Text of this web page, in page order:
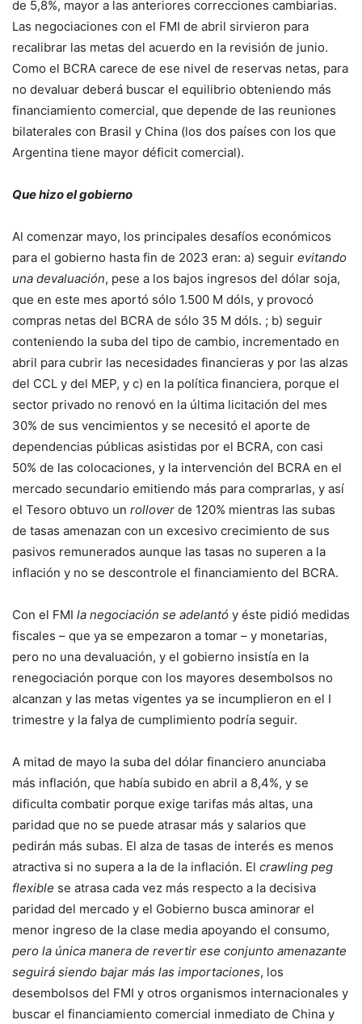
de 5,8%, mayor a las anteriores correcciones cambiarias.
Las negociaciones con el FMI de abril sirvieron para
recalibrar las metas del acuerdo en la revisión de junio.
Como el BCRA carece de ese nivel de reservas netas, para
no devaluar deberá buscar el equilibrio obteniendo más
financiamiento comercial, que depende de las reuniones
bilaterales con Brasil y China (los dos países con los que
Argentina tiene mayor déficit comercial).
Que hizo el gobierno
Al comenzar mayo, los principales desafíos económicos
para el gobierno hasta fin de 2023 eran: a) seguir evitando
una devaluación, pese a los bajos ingresos del dólar soja,
que en este mes aportó sólo 1.500 M dóls, y provocó
compras netas del BCRA de sólo 35 M dóls. ; b) seguir
conteniendo la suba del tipo de cambio, incrementado en
abril para cubrir las necesidades financieras y por las alzas
del CCL y del MEP, y c) en la política financiera, porque el
sector privado no renovó en la última licitación del mes
30% de sus vencimientos y se necesitó el aporte de
dependencias públicas asistidas por el BCRA, con casi
50% de las colocaciones, y la intervención del BCRA en el
mercado secundario emitiendo más para comprarlas, y así
el Tesoro obtuvo un rollover de 120% mientras las subas
de tasas amenazan con un excesivo crecimiento de sus
pasivos remunerados aunque las tasas no superen a la
inflación y no se descontrole el financiamiento del BCRA.
Con el FMI la negociación se adelantó y éste pidió medidas
fiscales – que ya se empezaron a tomar – y monetarias,
pero no una devaluación, y el gobierno insistía en la
renegociación porque con los mayores desembolsos no
alcanzan y las metas vigentes ya se incumplieron en el I
trimestre y la falya de cumplimiento podría seguir.
A mitad de mayo la suba del dólar financiero anunciaba
más inflación, que había subido en abril a 8,4%, y se
dificulta combatir porque exige tarifas más altas, una
paridad que no se puede atrasar más y salarios que
pedirán más subas. El alza de tasas de interés es menos
atractiva si no supera a la de la inflación. El crawling peg
flexible se atrasa cada vez más respecto a la decisiva
paridad del mercado y el Gobierno busca aminorar el
menor ingreso de la clase media apoyando el consumo,
pero la única manera de revertir ese conjunto amenazante
seguirá siendo bajar más las importaciones, los
desembolsos del FMI y otros organismos internacionales y
buscar el financiamiento comercial inmediato de China y